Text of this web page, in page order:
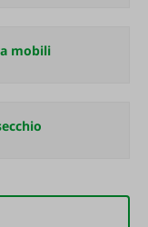
mobili